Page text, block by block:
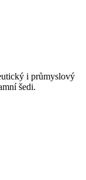
i průmyslový
šedi.